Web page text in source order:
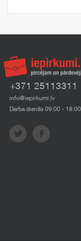
+371 25113311
info@iepirkumi.lv
Darba dienās 09:00 - 18:00